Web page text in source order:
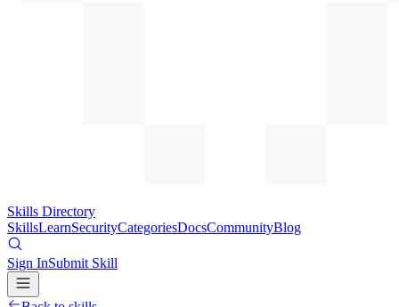
Skills Directory
SkillsLearnSecurityCategoriesDocsCommunityBlog
Sign InSubmit Skill